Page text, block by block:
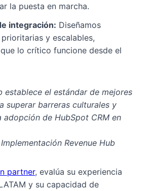
la puesta en marcha.
integración: Diseñamos
y escalables,
lo crítico funcione desde el
establece el estándar de mejores
superar barreras culturales y
adopción de HubSpot CRM en
Revenue Hub
partner, evalúa su experiencia
y su capacidad de